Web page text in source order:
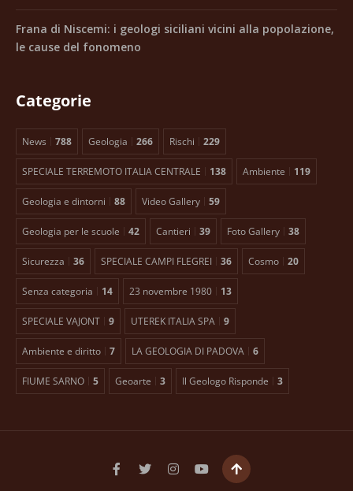
Frana di Niscemi: i geologi siciliani vicini alla popolazione,
le cause del fonomeno
Categorie
News 788 Geologia 266 Rischi 229
SPECIALE TERREMOTO ITALIA CENTRALE 138 Ambiente 119
Geologia e dintorni 88 Video Gallery 59
Geologia per le scuole 42 Cantieri 39 Foto Gallery 38
Sicurezza 36 SPECIALE CAMPI FLEGREI 36 Cosmo 20
Senza categoria 14 23 novembre 1980 13
SPECIALE VAJONT 9 UTEREK ITALIA SPA 9
Ambiente e diritto 7 LA GEOLOGIA DI PADOVA 6
FIUME SARNO 5 Geoarte 3 Il Geologo Risponde 3